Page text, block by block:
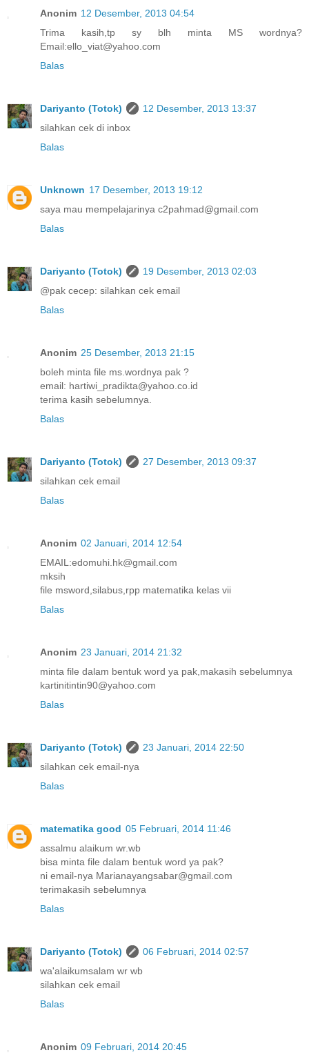
Anonim 12 Desember, 2013 04:54
Trima kasih,tp sy blh minta MS wordnya?
Email:ello_viat@yahoo.com
Balas
Dariyanto (Totok)
12 Desember, 2013 13:37
silahkan cek di inbox
Balas
Unknown 17 Desember, 2013 19:12
saya mau mempelajarinya c2pahmad@gmail.com
Balas
Dariyanto (Totok)
19 Desember, 2013 02:03
@pak cecep: silahkan cek email
Balas
Anonim 25 Desember, 2013 21:15
boleh minta file ms.wordnya pak ?
email: hartiwi_pradikta@yahoo.co.id
terima kasih sebelumnya.
Balas
Dariyanto (Totok)
27 Desember, 2013 09:37
silahkan cek email
Balas
Anonim 02 Januari, 2014 12:54
EMAIL:edomuhi.hk@gmail.com
mksih
file msword,silabus,rpp matematika kelas vii
Balas
Anonim 23 Januari, 2014 21:32
minta file dalam bentuk word ya pak,makasih sebelumnya
kartinitintin90@yahoo.com
Balas
Dariyanto (Totok)
23 Januari, 2014 22:50
silahkan cek email-nya
Balas
matematika good 05 Februari, 2014 11:46
assalmu alaikum wr.wb
bisa minta file dalam bentuk word ya pak?
ni email-nya Marianayangsabar@gmail.com
terimakasih sebelumnya
Balas
Dariyanto (Totok)
06 Februari, 2014 02:57
wa'alaikumsalam wr wb
silahkan cek email
Balas
Anonim 09 Februari, 2014 20:45